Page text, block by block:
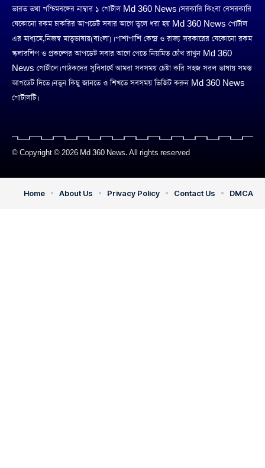
ভারত তথা পশ্চিমবঙ্গের নাম্বার ১ পোর্টাল Md 360 News। সরকারি কিংবা বেসরকারি
যেকোনো রকম চাকরির আপডেট সবার আগে তুলে ধরা হয় Md 360 News পোর্টাল
এর মাধ্যমে,নিজস্ব মাতৃভাষায়(বাংলা)। পাশাপাশি কেন্দ্র ও রাজ্য সরকারের যেকোনো রকম
স্কলারশিপ ও প্রকল্পের আপডেট সবার আগে পেতে নিয়মিত চোঁখ রাখুন Md 360
News পোর্টালে। পাঠকদের সুবিধার্থে আমরা সবসময় চেষ্টা করি সহজ সরল ভাষায় সমস্ত
আপডেট দিতে। নতুন কিছু জানতে ও শিখতে সবসময় ভিজিট করুন Md 360 News
পোর্টালটি।
© Copyright © 2026 Md 360 News. All rights reserved
Home About Us Privacy Policy Contact Us DMCA